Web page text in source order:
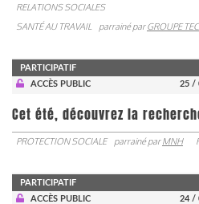
RELATIONS SOCIALES
SANTÉ AU TRAVAIL
parrainé parGROUPE
PARTICIPATIF
ACCÈS PUBLIC
25 /
Cet été, découvrez la
PROTECTION SOCIALE parrainé parMNH
PARTICIPATIF
ACCÈS PUBLIC
24 /